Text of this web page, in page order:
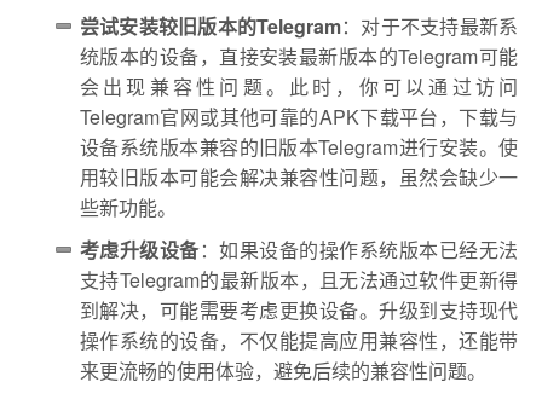
尝试安装较旧版本的Telegram：对于不支持最新系
统版本的设备，直接安装最新版本的Telegram可能
会出现兼容性问题。此时，你可以通过访问
Telegram官网或其他可靠的APK下载平台，下载与
设备系统版本兼容的旧版本Telegram进行安装。使
用较旧版本可能会解决兼容性问题，虽然会缺少一
些新功能。
考虑升级设备：如果设备的操作系统版本已经无法
支持Telegram的最新版本，且无法通过软件更新得
到解决，可能需要考虑更换设备。升级到支持现代
操作系统的设备，不仅能提高应用兼容性，还能带
来更流畅的使用体验，避免后续的兼容性问题。